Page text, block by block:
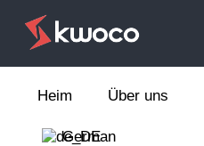
Heim Über uns
German